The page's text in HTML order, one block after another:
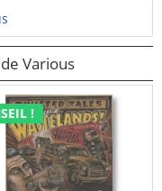
Various
!